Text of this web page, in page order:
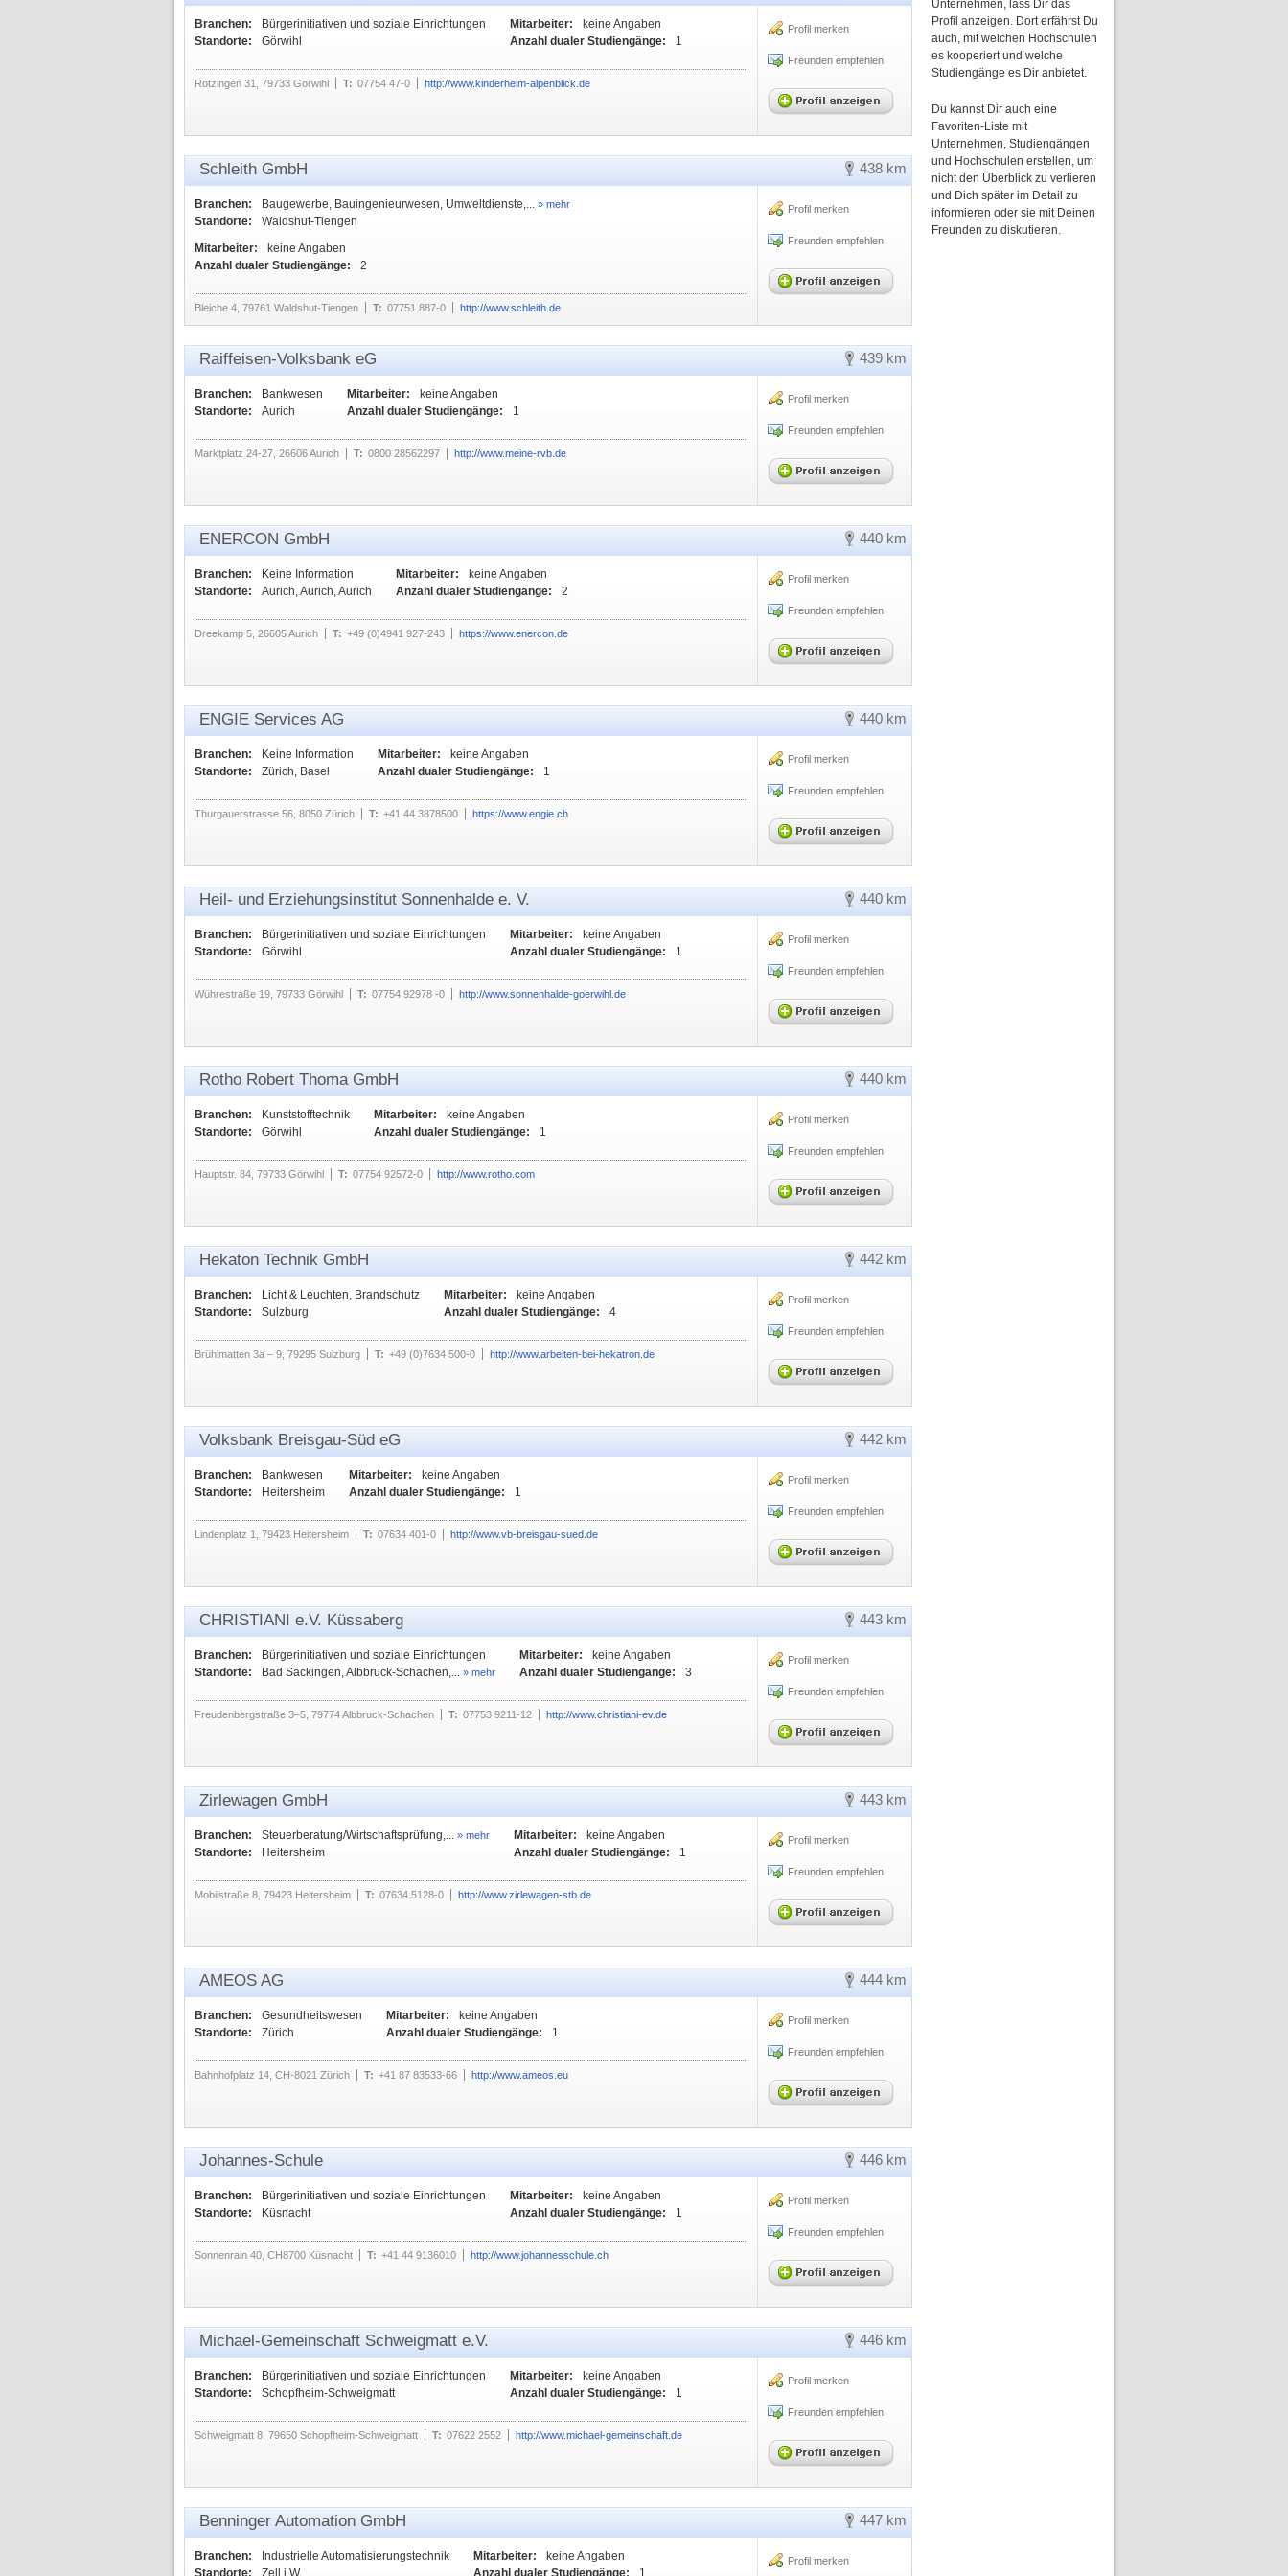
Branchen:
Bürgerinitiativen und soziale Einrichtungen
Standorte:
Görwihl
Mitarbeiter:
keine Angaben
Anzahl dualer Studiengänge:
1
Rotzingen 31, 79733 Görwihl T: 07754 47-0 http://www.kinderheim-alpenblick.de
Profil merken
Freunden empfehlen
438 km
Schleith GmbH
Branchen: Baugewerbe, Bauingenieurwesen, Umweltdienste,... » mehr
Standorte:
Waldshut-Tiengen
Mitarbeiter:
keine Angaben
Anzahl dualer Studiengänge:
2
Bleiche 4, 79761 Waldshut-Tiengen T: 07751 887-0 http://www.schleith.de
Profil merken
Freunden empfehlen
439 km
Raiffeisen-Volksbank eG
Branchen:
Bankwesen
Standorte:
Aurich
Mitarbeiter:
keine Angaben
Anzahl dualer Studiengänge:
1
Marktplatz 24-27, 26606 Aurich T: 0800 28562297 http://www.meine-rvb.de
Profil merken
Freunden empfehlen
440 km
ENERCON GmbH
Branchen:
Keine Information
Standorte:
Aurich, Aurich, Aurich
Mitarbeiter:
keine Angaben
Anzahl dualer Studiengänge:
2
Dreekamp 5, 26605 Aurich T: +49 (0)4941 927-243 https://www.enercon.de
Profil merken
Freunden empfehlen
440 km
ENGIE Services AG
Branchen:
Keine Information
Standorte:
Zürich, Basel
Mitarbeiter:
keine Angaben
Anzahl dualer Studiengänge:
1
Thurgauerstrasse 56, 8050 Zürich T: +41 44 3878500 https://www.engie.ch
Profil merken
Freunden empfehlen
440 km
Heil- und Erziehungsinstitut Sonnenhalde e. V.
Branchen:
Bürgerinitiativen und soziale Einrichtungen
Standorte:
Görwihl
Mitarbeiter:
keine Angaben
Anzahl dualer Studiengänge:
1
Wührestraße 19, 79733 Görwihl T: 07754 92978 -0 http://www.sonnenhalde-goerwihl.de
Profil merken
Freunden empfehlen
440 km
Rotho Robert Thoma GmbH
Branchen:
Kunststofftechnik
Standorte:
Görwihl
Mitarbeiter:
keine Angaben
Anzahl dualer Studiengänge:
1
Hauptstr. 84, 79733 Görwihl T: 07754 92572-0 http://www.rotho.com
Profil merken
Freunden empfehlen
442 km
Hekaton Technik GmbH
Branchen:
Licht & Leuchten, Brandschutz
Standorte:
Sulzburg
Mitarbeiter:
keine Angaben
Anzahl dualer Studiengänge:
4
Brühlmatten 3a – 9, 79295 Sulzburg T: +49 (0)7634 500-0 http://www.arbeiten-bei-hekatron.de
Profil merken
Freunden empfehlen
442 km
Volksbank Breisgau-Süd eG
Branchen:
Bankwesen
Standorte:
Heitersheim
Mitarbeiter:
keine Angaben
Anzahl dualer Studiengänge:
1
Lindenplatz 1, 79423 Heitersheim T: 07634 401-0 http://www.vb-breisgau-sued.de
Profil merken
Freunden empfehlen
443 km
CHRISTIANI e.V. Küssaberg
Branchen:
Bürgerinitiativen und soziale Einrichtungen
Standorte:
Bad Säckingen, Albbruck-Schachen,... » mehr
Mitarbeiter:
keine Angaben
Anzahl dualer Studiengänge:
3
Freudenbergstraße 3–5, 79774 Albbruck-Schachen T: 07753 9211-12 http://www.christiani-ev.de
Profil merken
Freunden empfehlen
443 km
Zirlewagen GmbH
Branchen: Steuerberatung/Wirtschaftsprüfung,... » mehr
Standorte: Heitersheim
Mitarbeiter:
keine Angaben
Anzahl dualer Studiengänge:
1
Mobilstraße 8, 79423 Heitersheim T: 07634 5128-0 http://www.zirlewagen-stb.de
Profil merken
Freunden empfehlen
444 km
AMEOS AG
Branchen:
Gesundheitswesen
Standorte:
Zürich
Mitarbeiter:
keine Angaben
Anzahl dualer Studiengänge:
1
Bahnhofplatz 14, CH-8021 Zürich T: +41 87 83533-66 http://www.ameos.eu
Profil merken
Freunden empfehlen
446 km
Johannes-Schule
Branchen:
Bürgerinitiativen und soziale Einrichtungen
Standorte:
Küsnacht
Mitarbeiter:
keine Angaben
Anzahl dualer Studiengänge:
1
Sonnenrain 40, CH8700 Küsnacht T: +41 44 9136010 http://www.johannesschule.ch
Profil merken
Freunden empfehlen
446 km
Michael-Gemeinschaft Schweigmatt e.V.
Branchen:
Bürgerinitiativen und soziale Einrichtungen
Standorte:
Schopfheim-Schweigmatt
Mitarbeiter:
keine Angaben
Anzahl dualer Studiengänge:
1
Schweigmatt 8, 79650 Schopfheim-Schweigmatt T: 07622 2552 http://www.michael-gemeinschaft.de
Profil merken
Freunden empfehlen
447 km
Benninger Automation GmbH
Branchen:
Industrielle Automatisierungstechnik
Standorte:
Zell i.W.
Mitarbeiter:
keine Angaben
Anzahl dualer Studiengänge:
1
Profil merken
Unternehmen, lass Dir das
Profil anzeigen. Dort erfährst Du
auch, mit welchen Hochschulen
es kooperiert und welche
Studiengänge es Dir anbietet.
Du kannst Dir auch eine
Favoriten-Liste mit
Unternehmen, Studiengängen
und Hochschulen erstellen, um
nicht den Überblick zu verlieren
und Dich später im Detail zu
informieren oder sie mit Deinen
Freunden zu diskutieren.